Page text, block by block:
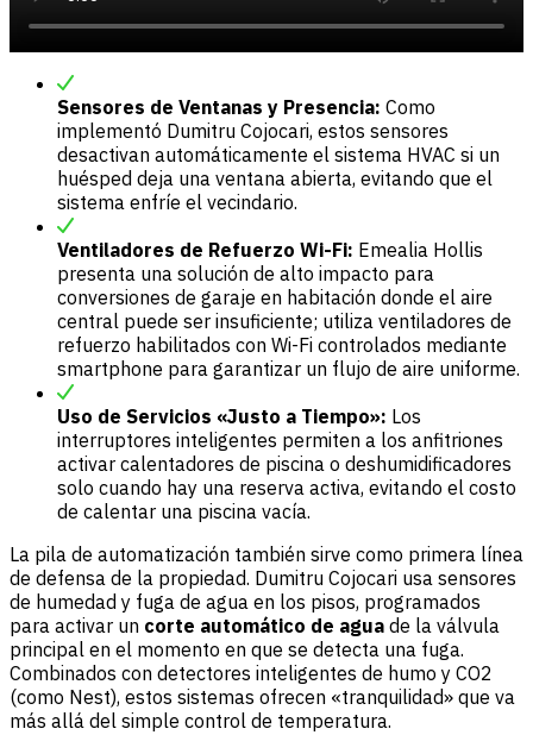
Sensores de Ventanas y Presencia: Como
implementó Dumitru Cojocari, estos sensores
desactivan automáticamente el sistema HVAC si un
huésped deja una ventana abierta, evitando que el
sistema enfríe el vecindario.
Ventiladores de Refuerzo Wi-Fi: Emealia Hollis
presenta una solución de alto impacto para
conversiones de garaje en habitación donde el aire
central puede ser insuficiente; utiliza ventiladores de
refuerzo habilitados con Wi-Fi controlados mediante
smartphone para garantizar un flujo de aire uniforme.
Uso de Servicios «Justo a Tiempo»: Los
interruptores inteligentes permiten a los anfitriones
activar calentadores de piscina o deshumidificadores
solo cuando hay una reserva activa, evitando el costo
de calentar una piscina vacía.
La pila de automatización también sirve como primera línea
de defensa de la propiedad. Dumitru Cojocari usa sensores
de humedad y fuga de agua en los pisos, programados
para activar un corte automático de agua de la válvula
principal en el momento en que se detecta una fuga.
Combinados con detectores inteligentes de humo y CO2
(como Nest), estos sistemas ofrecen «tranquilidad» que va
más allá del simple control de temperatura.